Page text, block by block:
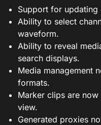
Support for
Ability to select
waveform.
Ability to reveal
search displays.
Media management
formats.
Marker clips are
view.
Generated proxies